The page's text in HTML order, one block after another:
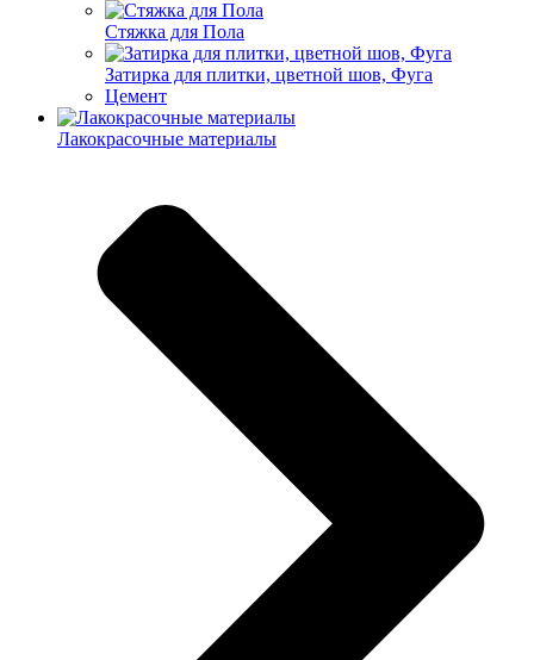
Стяжка для Пола
Затирка для плитки, цветной шов, Фуга
Цемент
Лакокрасочные материалы